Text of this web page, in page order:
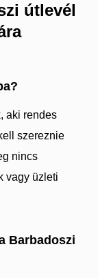
útlevél
aki rendes
szereznie
nincs
vagy üzleti
Barbadoszi